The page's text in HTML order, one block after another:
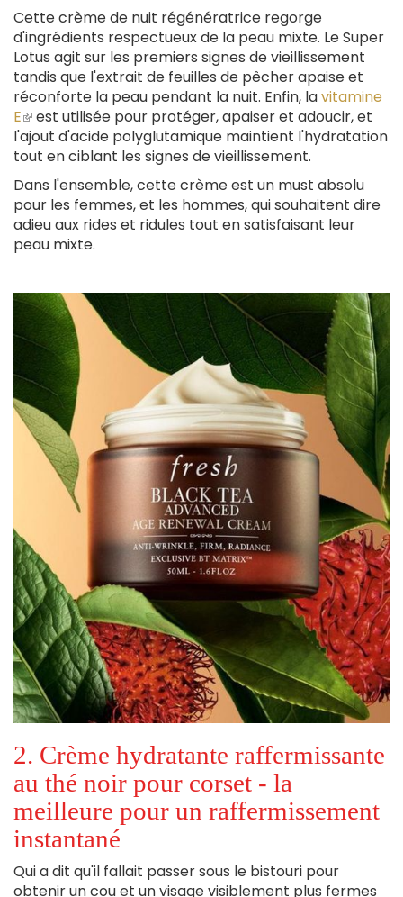
Cette crème de nuit régénératrice regorge
d'ingrédients respectueux de la peau mixte. Le Super
Lotus agit sur les premiers signes de vieillissement
tandis que l'extrait de feuilles de pêcher apaise et
réconforte la peau pendant la nuit. Enfin, lavitamine
E(le
lien
est
externe)
est utilisée pour protéger, apaiser et adoucir, et
l'ajout d'acide polyglutamique maintient l'hydratation
tout en ciblant les signes de vieillissement.
Dans l'ensemble, cette crème est un must absolu
pour les femmes, et les hommes, qui souhaitent dire
adieu aux rides et ridules tout en satisfaisant leur
peau mixte.
2. Crème hydratante raffermissante
au thé noir pour corset - la
meilleure pour un raffermissement
instantané
Qui a dit qu'il fallait passer sous le bistouri pour
obtenir un cou et un visage visiblement plus fermes